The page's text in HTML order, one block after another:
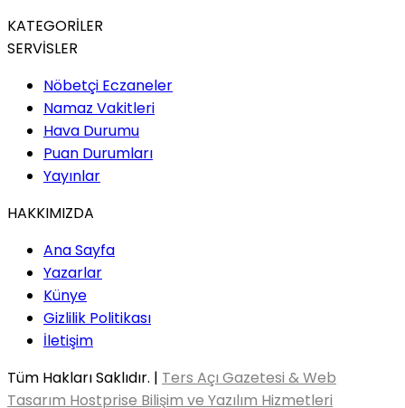
KATEGORİLER
SERVİSLER
Nöbetçi Eczaneler
Namaz Vakitleri
Hava Durumu
Puan Durumları
Yayınlar
HAKKIMIZDA
Ana Sayfa
Yazarlar
Künye
Gizlilik Politikası
İletişim
Tüm Hakları Saklıdır. | Ters Açı Gazetesi & Web
Tasarım Hostprise Bilişim ve Yazılım Hizmetleri